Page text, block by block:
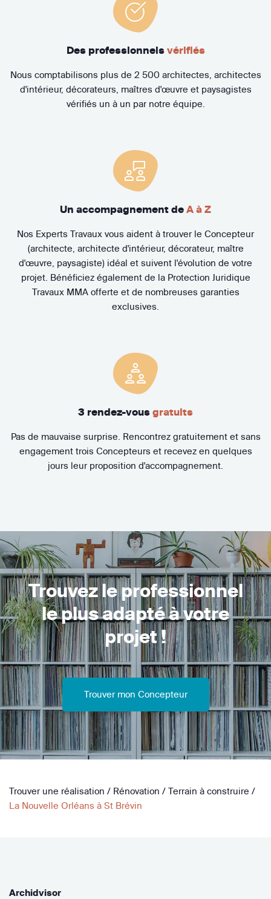
Des professionnels vérifiés
Nous comptabilisons plus de 2 500 architectes, architectes
d'intérieur, décorateurs, maîtres d'œuvre et paysagistes
vérifiés un à un par notre équipe.
Un accompagnement de A à Z
Nos Experts Travaux vous aident à trouver le Concepteur
(architecte, architecte d'intérieur, décorateur, maître
d'œuvre, paysagiste) idéal et suivent l'évolution de votre
projet. Bénéficiez également de la Protection Juridique
Travaux MMA offerte et de nombreuses garanties
exclusives.
3 rendez-vous gratuits
Pas de mauvaise surprise. Rencontrez gratuitement et sans
engagement trois Concepteurs et recevez en quelques
jours leur proposition d'accompagnement.
Trouvez le professionnel
le plus adapté à votre
projet !
Trouver mon Concepteur
Trouver une réalisation / Rénovation / Terrain à construire /
La Nouvelle Orléans à St Brévin
Archidvisor